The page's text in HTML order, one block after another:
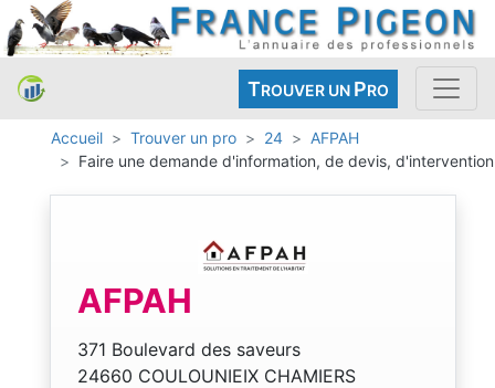
TROUVER UN PRO
Accueil Trouver un pro 24
AFPAH
Faire une demande d'information, de devis, d'intervention
AFPAH
371 Boulevard des saveurs
24660 COULOUNIEIX CHAMIERS